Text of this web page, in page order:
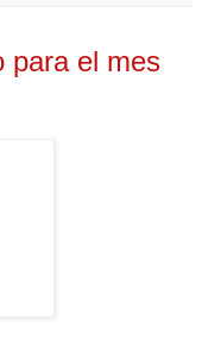
para el mes